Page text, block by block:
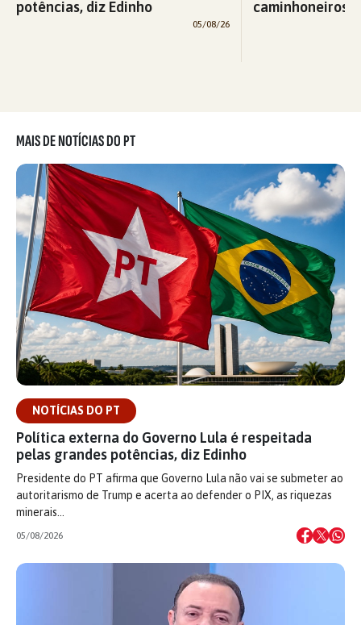
potências, diz Edinho
05/08/26
caminhoneiros
MAIS DE NOTÍCIAS DO PT
NOTÍCIAS DO PT
Política externa do Governo Lula é respeitada
pelas grandes potências, diz Edinho
Presidente do PT afirma que Governo Lula não vai se submeter ao
autoritarismo de Trump e acerta ao defender o PIX, as riquezas
minerais…
05/08/2026